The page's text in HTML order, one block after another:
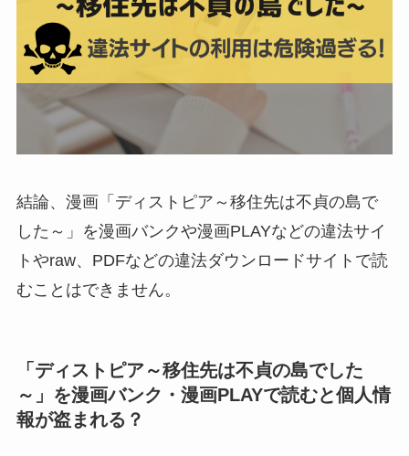
結論、漫画「ディストピア～移住先は不貞の島で
した～」を漫画バンクや漫画PLAYなどの違法サイ
トやraw、PDFなどの違法ダウンロードサイトで読
むことはできません。
「ディストピア～移住先は不貞の島でした
～」を漫画バンク・漫画PLAYで読むと個人情
報が盗まれる？